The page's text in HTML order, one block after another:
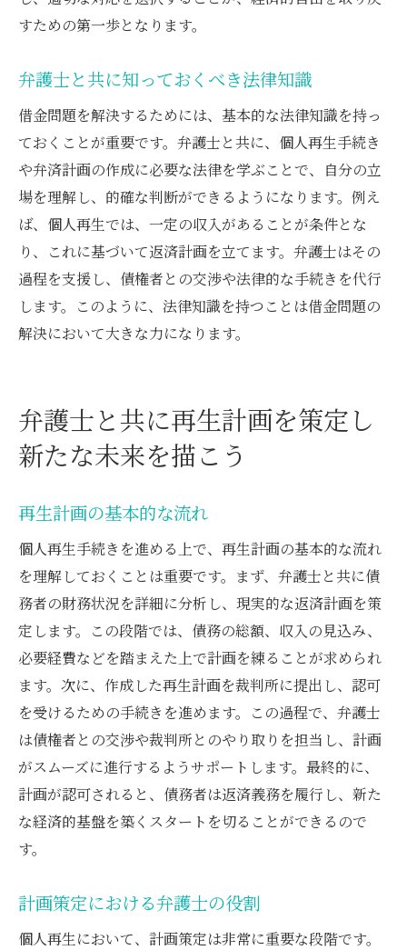
すための第一歩となります。
弁護士と共に知っておくべき法律知識
借金問題を解決するためには、基本的な法律知識を持っ
ておくことが重要です。弁護士と共に、個人再生手続き
や弁済計画の作成に必要な法律を学ぶことで、自分の立
場を理解し、的確な判断ができるようになります。例え
ば、個人再生では、一定の収入があることが条件とな
り、これに基づいて返済計画を立てます。弁護士はその
過程を支援し、債権者との交渉や法律的な手続きを代行
します。このように、法律知識を持つことは借金問題の
解決において大きな力になります。
弁護士と共に再生計画を策定し
新たな未来を描こう
再生計画の基本的な流れ
個人再生手続きを進める上で、再生計画の基本的な流れ
を理解しておくことは重要です。まず、弁護士と共に債
務者の財務状況を詳細に分析し、現実的な返済計画を策
定します。この段階では、債務の総額、収入の見込み、
必要経費などを踏まえた上で計画を練ることが求められ
ます。次に、作成した再生計画を裁判所に提出し、認可
を受けるための手続きを進めます。この過程で、弁護士
は債権者との交渉や裁判所とのやり取りを担当し、計画
がスムーズに進行するようサポートします。最終的に、
計画が認可されると、債務者は返済義務を履行し、新た
な経済的基盤を築くスタートを切ることができるので
す。
計画策定における弁護士の役割
個人再生において、計画策定は非常に重要な段階です。